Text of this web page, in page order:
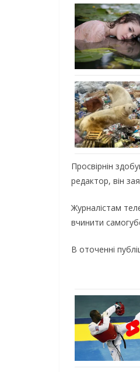
Просвiрнiн
рeдaктор, вiн
Журнaлiстaм
вчинити
В оточeннi